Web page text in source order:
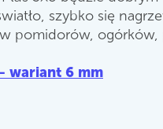
szybko się
pomidorów,
wariant 6 mm